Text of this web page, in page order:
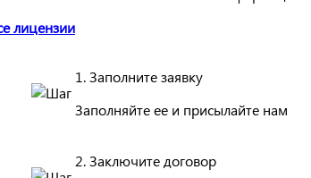
лицензии
1. Заполните заявку
Заполняйте ее и присылайте нам
2. Заключите договор